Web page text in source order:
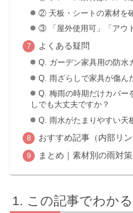
② 天板・シートの素材を
③ 「屋外使用可」「アウ
よくある疑問
Q. ガーデン家具用の防水
Q. 雨ざらしで家具が傷ん
Q. 梅雨の時期だけカバー
しでも大丈夫ですか？
Q. 雨水がたまりやすい天
おすすめ記事（内部リン
まとめ｜素材別の雨対
この記事でわか